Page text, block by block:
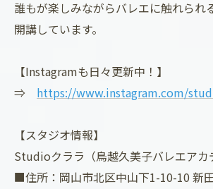
誰もが楽しみながらバレエに触れられ
開講しています。
【Instagramも日々更新中！】
⇒ https://www.instagram.com/
【スタジオ情報】
Studioクララ（鳥越久美子バレエアカ
■住所：岡山市北区中山下1-10-10 新